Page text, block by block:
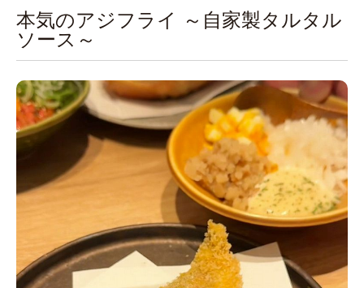
本気のアジフライ ～自家製タルタル
ソース～